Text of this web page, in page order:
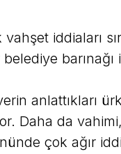
iddiaları
barınağı
anlattıkları
Daha da
çok ağır